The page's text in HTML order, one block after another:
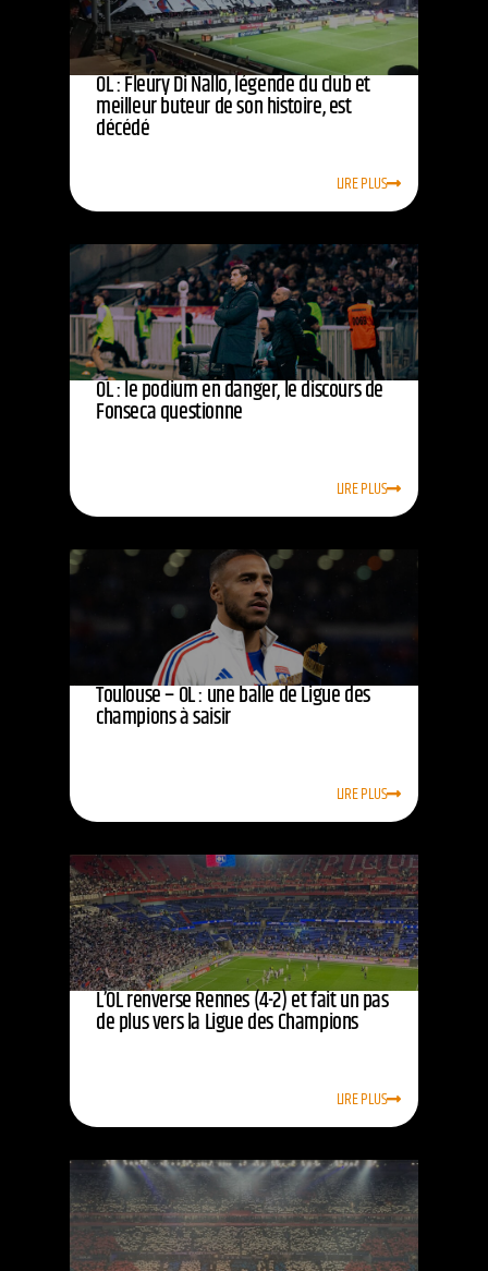
OL : Fleury Di Nallo, légende du club et
meilleur buteur de son histoire, est
décédé
LIRE PLUS
OL : le podium en danger, le discours de
Fonseca questionne
LIRE PLUS
Toulouse – OL : une balle de Ligue des
champions à saisir
LIRE PLUS
L’OL renverse Rennes (4-2) et fait un pas
de plus vers la Ligue des Champions
LIRE PLUS